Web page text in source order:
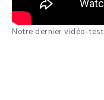
Notre dernier vidéo-test